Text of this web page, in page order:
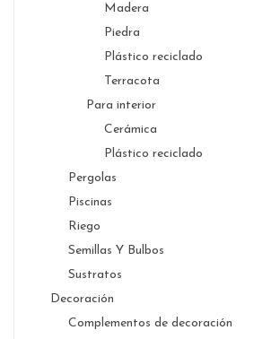
Madera
Piedra
Plástico reciclado
Terracota
Para interior
Cerámica
Plástico reciclado
Pergolas
Piscinas
Riego
Semillas Y Bulbos
Sustratos
Decoración
Complementos de decoración